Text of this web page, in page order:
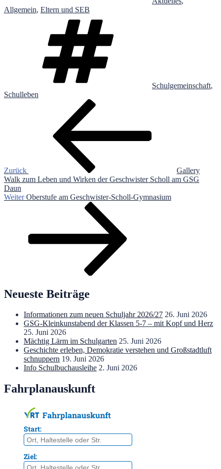
Allgemein, Eltern und SEB
Schulgemeinschaft,
Schulleben
Beitragsnavigation
Zurück
Gallery
Walk zum Leben und Wirken der Geschwister Scholl am GSG
Daun
Nächster
Weiter Oberstufe am Geschwister-Scholl-Gymnasium
Neueste Beiträge
Informationen zum neuen Schuljahr 2026/27 26. Juni 2026
GSG-Kleinkunstabend der Klassen 5-7 – mit Kopf und Herz
25. Juni 2026
Mächtig Lärm im Schulgarten 25. Juni 2026
Geschichte erleben, Demokratie verstehen und Großstadtluft
schnuppern 19. Juni 2026
Info Schulbuchausleihe 2. Juni 2026
Fahrplanauskunft